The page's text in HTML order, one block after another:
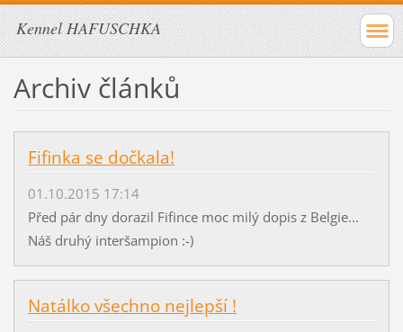
Kennel HAFUSCHKA
Archiv článků
Fifinka se dočkala!
01.10.2015 17:14
Před pár dny dorazil Fifince moc milý dopis z Belgie...
Náš druhý interšampion :-)
Natálko všechno nejlepší !